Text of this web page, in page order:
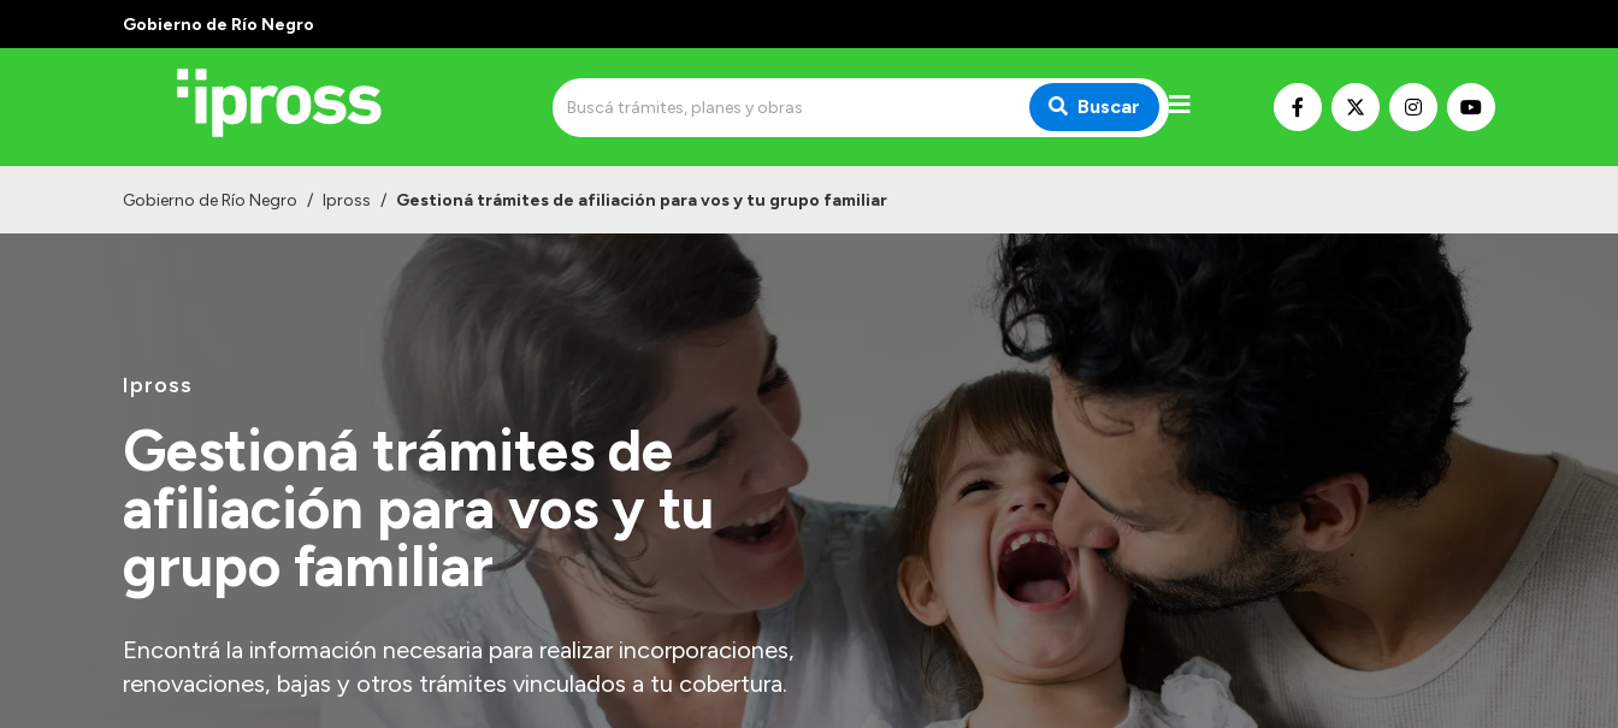
Gobierno de Río Negro
Buscar
Gobierno de Río Negro / Ipross / Gestioná trámites de afiliación para vos y tu grupo familiar
Ipross
Gestioná trámites de
afiliación para vos y tu
grupo familiar
Encontrá la información necesaria para realizar incorporaciones,
renovaciones, bajas y otros trámites vinculados a tu cobertura.